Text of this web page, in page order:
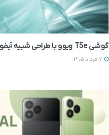
گوشی T5e ویوو با طراحی شبیه آیفون 17e معرفی شد